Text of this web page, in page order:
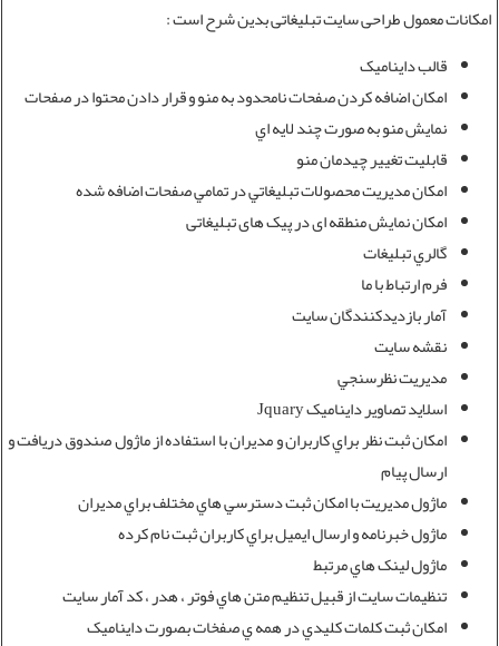
امکانات معمول طراحی سایت تبلیغاتی بدين شرح است :
قالب دايناميک
امکان اضافه کردن صفحات نامحدود به منو و قرار دادن محتوا در صفحات
نمايش منو به صورت چند لايه اي
قابليت تغيير چيدمان منو
امکان مديريت محصولات تبليغاتي در تمامي صفحات اضافه شده
امکان نمایش منطقه ای در پیک های تبلیغاتی
گالري تبليغات
فرم ارتباط با ما
آمار بازديدکنندگان سايت
نقشه سايت
مديريت نظرسنجي
اسلايد تصاوير دايناميک Jquary
امکان ثبت نظر براي کاربران و مديران با استفاده از ماژول صندوق دريافت و
ارسال پيام
ماژول مديريت با امکان ثبت دسترسي هاي مختلف براي مديران
ماژول خبرنامه و ارسال ايميل براي کاربران ثبت نام کرده
ماژول لينک هاي مرتبط
تنظيمات سايت از قبيل تنظيم متن هاي فوتر ، هدر ، کد آمار سايت
امکان ثبت کلمات کليدي در همه ي صفخات بصورت دايناميک